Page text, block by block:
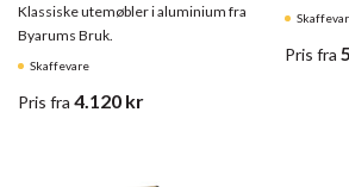
Skaffevare
Klassiske utemøbler i aluminium fra
Byarums Bruk.
Pris fra 4.120 kr
Pris fra